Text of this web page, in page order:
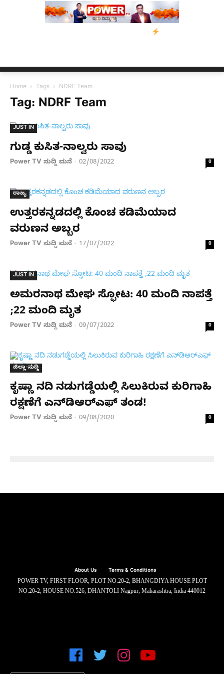
ನ್ಯೂಸ್ ಕಾರ್ಪ್‌ಗೆ
Home Tags NDRF Team
Tag: NDRF Team
JUST IN
ಗುಡ್ಡ ಕುಸಿತ-ನಾಲ್ವರು ಸಾವು
Power TV ಸುದ್ದಿ ಮನೆ - 02/08/2022 0
ರಾಜ್ಯ
ಉತ್ತರಕನ್ನಡದಲ್ಲಿ ಕೊಂಚ ಕಡಿಮೆಯಾದ
ವರುಣನ ಅಬ್ಬರ
Power TV ಸುದ್ದಿ ಮನೆ - 17/07/2022 0
JUST IN
ಅಮರನಾಥ ಮೇಘ ಸ್ಫೋಟ: 40 ಮಂದಿ ನಾಪತ್ತೆ
;22 ಮಂದಿ ಮೃತ
Power TV ಸುದ್ದಿ ಮನೆ - 09/07/2022 0
ಜಿಲ್ಲಾ-ಸುದ್ದಿ
ಕೃಷ್ಣಾ ನದಿ ನಡುಗಡ್ಡೆಯಲ್ಲಿ ಸಿಲುಕಿರುವ ಕುರಿಗಾಹಿ
ರಕ್ಷಣೆಗೆ ಎನ್‌ಡಿಆರ್‌ಎಫ್ ತಂಡ!
Power TV ಸುದ್ದಿ ಮನೆ - 09/08/2020 0
About Us Terms & Conditions
POWER TV, FIRST FLOOR, PLOT NO.20-2, BHANGDIYA HOUSE PLOT
NO.20-2, HOUSE NO.526, DHANTOLI Nagpur, Maharashtra, India 440012